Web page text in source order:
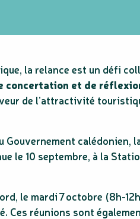
la relance est un défi
concertation et de
de l’attractivité
calédonien,
le 10 septembre, à la
le mardi 7 octobre (8h-
Ces réunions sont